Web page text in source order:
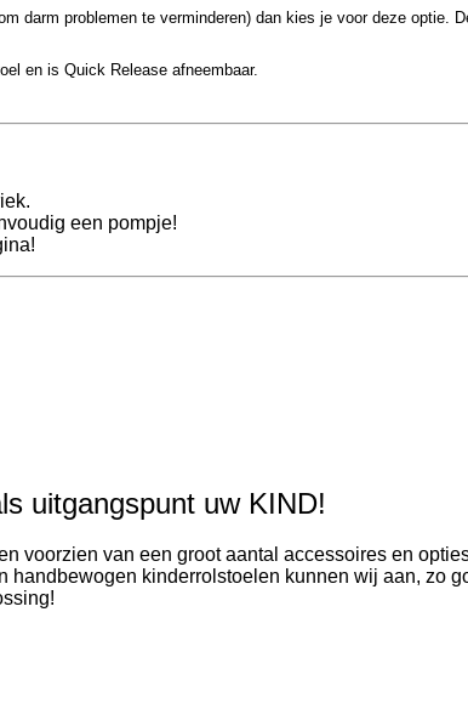
darm problemen te verminderen) dan kies je voor deze
en is Quick Release afneembaar.
een pompje!
uitgangspunt uw KIND!
voorzien van een groot aantal accessoires en
kinderrolstoelen kunnen wij aan, zo